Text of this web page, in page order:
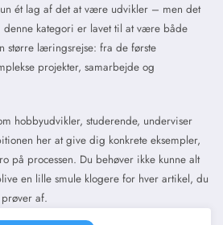
ét lag af det at være udvikler – men det
kategori er lavet til at være både
større læringsrejse: fra de første
projekter, samarbejde og
hobbyudvikler, studerende, underviser
her at give dig konkrete eksempler,
på processen. Du behøver ikke kunne alt
en lille smule klogere for hver artikel, du
af.